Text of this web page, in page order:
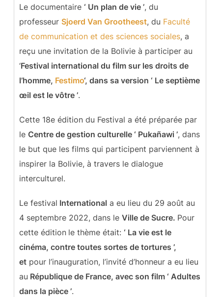
Le documentaire ‘ Un plan de vie ’, du
professeur Sjoerd Van Grootheest, du Faculté
de communication et des sciences sociales, a
reçu une invitation de la Bolivie à participer au
‘Festival international du film sur les droits de
l’homme, Festimo‘, dans sa version ‘ Le septième
œil est le vôtre ’.
Cette 18e édition du Festival a été préparée par
le Centre de gestion culturelle ‘ Pukañawi ’, dans
le but que les films qui participent parviennent à
inspirer la Bolivie, à travers le dialogue
interculturel.
Le festival International a eu lieu du 29 août au
4 septembre 2022, dans le Ville de Sucre. Pour
cette édition le thème était: ‘ La vie est le
cinéma, contre toutes sortes de tortures ’,
etpour l’inauguration, l’invité d’honneur a eu lieu
au République de France, avec son film ‘ Adultes
dans la pièce ’.